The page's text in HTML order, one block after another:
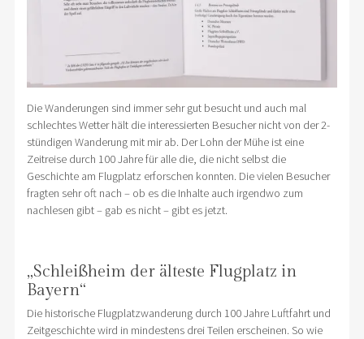
Die Wanderungen sind immer sehr gut besucht und auch mal
schlechtes Wetter hält die interessierten Besucher nicht von der 2-
stündigen Wanderung mit mir ab. Der Lohn der Mühe ist eine
Zeitreise durch 100 Jahre für alle die, die nicht selbst die
Geschichte am Flugplatz erforschen konnten. Die vielen Besucher
fragten sehr oft nach – ob es die Inhalte auch irgendwo zum
nachlesen gibt – gab es nicht – gibt es jetzt.
„Schleißheim der älteste Flugplatz in
Bayern“
Die historische Flugplatzwanderung durch 100 Jahre Luftfahrt und
Zeitgeschichte wird in mindestens drei Teilen erscheinen. So wie